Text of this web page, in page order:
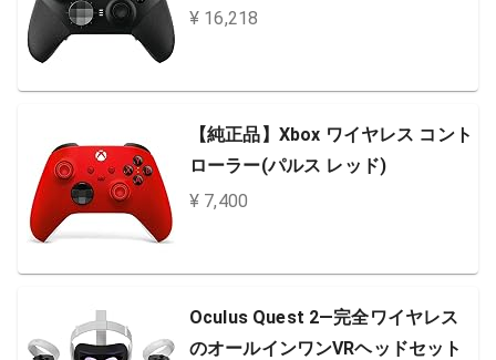
¥ 16,218
【純正品】Xbox ワイヤレス コント
ローラー(パルス レッド)
¥ 7,400
Oculus Quest 2—完全ワイヤレス
のオールインワンVRヘッドセット